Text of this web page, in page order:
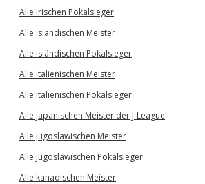
Alle irischen Pokalsieger
Alle isländischen Meister
Alle isländischen Pokalsieger
Alle italienischen Meister
Alle italienischen Pokalsieger
Alle japanischen Meister der J-League
Alle jugoslawischen Meister
Alle jugoslawischen Pokalsieger
Alle kanadischen Meister